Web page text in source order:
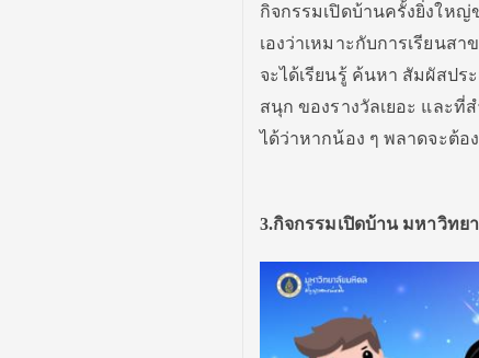
กิจกรรมเปิดบ้านครั้งยิ่งให
เองว่าเหมาะกับการเรียนส
จะได้เรียนรู้ ค้นหา สัมผัสปร
สนุก ของรางวัลเยอะ และที่
ได้ว่าหากน้อง ๆ พลาดจะต้อ
3.กิจกรรมเปิดบ้าน มหาวิทย